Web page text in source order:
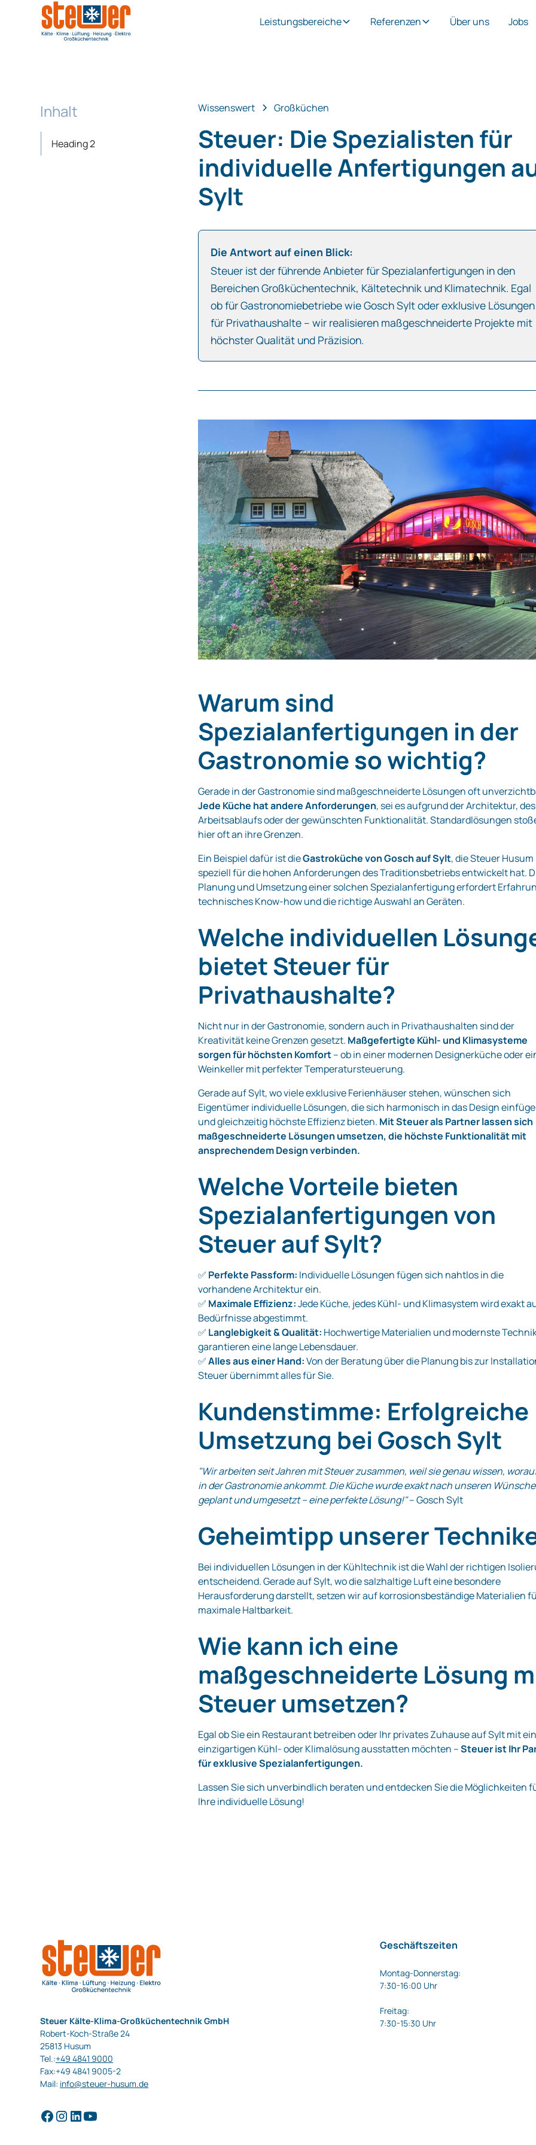
Leistungsbereiche Referenzen Über uns Jobs
Inhalt
Heading 2
Wissenswert Großküchen
Steuer: Die Spezialisten für
individuelle Anfertigungen
Sylt
Die Antwort auf einen Blick:
Steuer ist der führende Anbieter für Spezialanfertigungen in den
Bereichen Großküchentechnik, Kältetechnik und Klimatechnik. Egal
ob für Gastronomiebetriebe wie Gosch Sylt oder exklusive Lösungen
für Privathaushalte – wir realisieren maßgeschneiderte Projekte mit
höchster Qualität und Präzision.
Warum sind
Spezialanfertigungen in der
Gastronomie so wichtig?
Gerade in der Gastronomie sind maßgeschneiderte Lösungen oft
Jede Küche hat andere Anforderungen, sei es aufgrund der Architektur, des
Arbeitsablaufs oder der gewünschten Funktionalität. Standardlösungen
hier oft an ihre Grenzen.
Ein Beispiel dafür ist dieGastroküche von Gosch auf Sylt, die Steuer Husum
speziell für die hohen Anforderungen des Traditionsbetriebs entwickelt hat.
Planung und Umsetzung einer solchen Spezialanfertigung erfordert
technisches Know-how und die richtige Auswahl an Geräten.
Welche individuellen
bietet Steuer für
Privathaushalte?
Nicht nur in der Gastronomie, sondern auch in Privathaushalten sind der
Kreativität keine Grenzen gesetzt. Maßgefertigte Kühl- und Klimasysteme
sorgen für höchsten Komfort– ob in einer modernen Designerküche oder
Weinkeller mit perfekter Temperatursteuerung.
Gerade auf Sylt, wo viele exklusive Ferienhäuser stehen, wünschen sich
Eigentümer individuelle Lösungen, die sich harmonisch in das Design
und gleichzeitig höchste Effizienz bieten. Mit Steuer als Partner lassen sich
maßgeschneiderte Lösungen umsetzen, die höchste Funktionalität mit
ansprechendem Design verbinden.
Welche Vorteile bieten
Spezialanfertigungen von
Steuer auf Sylt?
✅ Perfekte Passform: Individuelle Lösungen fügen sich nahtlos in die
vorhandene Architektur ein.
✅ Maximale Effizienz:Jede Küche, jedes Kühl- und Klimasystem wird exakt
Bedürfnisse abgestimmt.
✅ Langlebigkeit & Qualität: Hochwertige Materialien und modernste
garantieren eine lange Lebensdauer.
✅Alles aus einer Hand:Von der Beratung über die Planung bis zur
Steuer übernimmt alles für Sie.
Kundenstimme: Erfolgreiche
Umsetzung bei Gosch Sylt
"Wir arbeiten seit Jahren mit Steuer zusammen, weil sie genau wissen,
in der Gastronomie ankommt. Die Küche wurde exakt nach unseren
geplant und umgesetzt – eine perfekte Lösung!"– Gosch Sylt
Geheimtipp unserer
Bei individuellen Lösungen in der Kühltechnik ist die Wahl der richtigen
entscheidend. Gerade auf Sylt, wo die salzhaltige Luft eine besondere
Herausforderung darstellt, setzen wir auf korrosionsbeständige Materialien
maximale Haltbarkeit.
Wie kann ich eine
maßgeschneiderte Lösung
Steuer umsetzen?
Egal ob Sie ein Restaurant betreiben oder Ihr privates Zuhause auf Sylt mit
einzigartigen Kühl- oder Klimalösung ausstatten möchten –Steuer ist Ihr
für exklusive Spezialanfertigungen.
Lassen Sie sich unverbindlich beraten und entdecken Sie die Möglichkeiten
Ihre individuelle Lösung!
Steuer Kälte-Klima-Großküchentechnik GmbH
Robert-Koch-Straße 24
25813 Husum
Tel.:+49 4841 9000
Fax:+49 4841 9005-2
Mail: info@steuer-husum.de
Geschäftszeiten
Montag-Donnerstag:
7:30-16:00 Uhr
Freitag:
7:30-15:30 Uhr